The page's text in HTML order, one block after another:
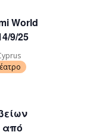
World
9/25
από